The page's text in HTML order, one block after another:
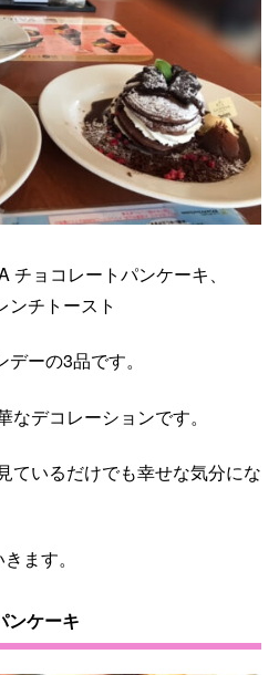
ョコレートパンケーキ、
ンチトースト
ーの3品です。
デコレーションです。
ているだけでも幸せな気分にな
ます。
ンケーキ